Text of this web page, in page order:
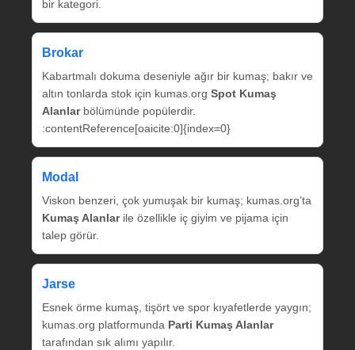
bir kategori.
Brokar
Kabartmalı dokuma deseniyle ağır bir kumaş; bakır ve
altın tonlarda stok için kumas.org Spot Kumaş
Alanlarbölümünde popülerdir.
:contentReference[oaicite:0]{index=0}
Modal
Viskon benzeri, çok yumuşak bir kumaş; kumas.org’ta
Kumaş Alanlarile özellikle iç giyim ve pijama için
talep görür.
Jarse
Esnek örme kumaş, tişört ve spor kıyafetlerde yaygın;
kumas.org platformunda Parti Kumaş Alanlar
tarafından sık alımı yapılır.